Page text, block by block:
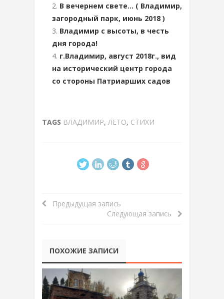
В вечернем свете… ( Владимир,
загородный парк, июнь 2018 )
Владимир с высоты, в честь
дня города!
г.Владимир, август 2018г., вид
на исторический центр города
со стороны Патриарших садов
TAGS ВЛАДИМИР,ЛЕТО, СТИХИ
Предыдущая запись
Следующая запись
ПОХОЖИЕ ЗАПИСИ